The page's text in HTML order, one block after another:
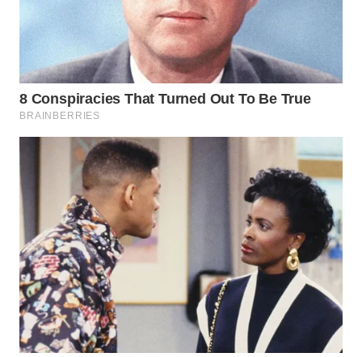
JATENG
WN
WN
JATIM
WN
BALI
WN